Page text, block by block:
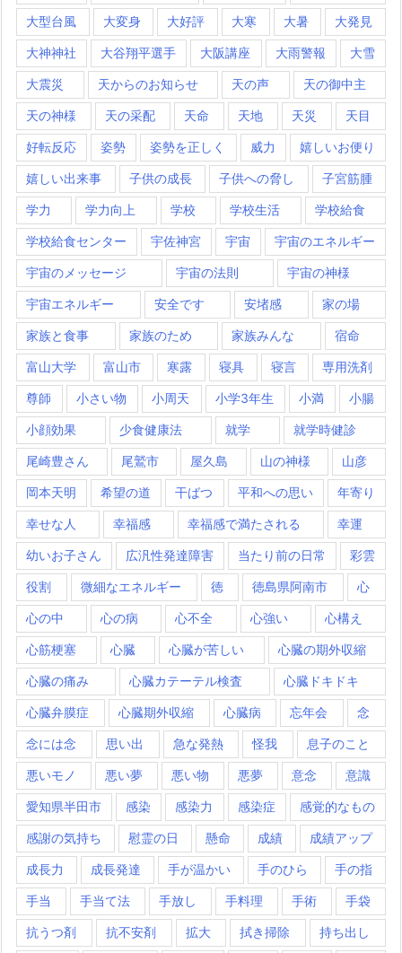
大型台風 大変身 大好評 大寒 大暑 大発見
大神神社 大谷翔平選手 大阪講座 大雨警報 大雪
大震災 天からのお知らせ 天の声 天の御中主
天の神様 天の采配 天命 天地 天災 天目
好転反応 姿勢 姿勢を正しく 威力 嬉しいお便り
嬉しい出来事 子供の成長 子供への脅し 子宮筋腫
学力 学力向上 学校 学校生活 学校給食
学校給食センター 宇佐神宮 宇宙 宇宙のエネルギー
宇宙のメッセージ 宇宙の法則 宇宙の神様
宇宙エネルギー 安全です 安堵感 家の場
家族と食事 家族のため 家族みんな 宿命
富山大学 富山市 寒露 寝具 寝言 専用洗剤
尊師 小さい物 小周天 小学3年生 小満 小腸
小顔効果 少食健康法 就学 就学時健診
尾崎豊さん 尾鷲市 屋久島 山の神様 山彦
岡本天明 希望の道 干ばつ 平和への思い 年寄り
幸せな人 幸福感 幸福感で満たされる 幸運
幼いお子さん 広汎性発達障害 当たり前の日常 彩雲
役割 微細なエネルギー 徳 徳島県阿南市 心
心の中 心の病 心不全 心強い 心構え
心筋梗塞 心臓 心臓が苦しい 心臓の期外収縮
心臓の痛み 心臓カテーテル検査 心臓ドキドキ
心臓弁膜症 心臓期外収縮 心臓病 忘年会 念
念には念 思い出 急な発熱 怪我 息子のこと
悪いモノ 悪い夢 悪い物 悪夢 意念 意識
愛知県半田市 感染 感染力 感染症 感覚的なもの
感謝の気持ち 慰霊の日 懸命 成績 成績アップ
成長力 成長発達 手が温かい 手のひら 手の指
手当 手当て法 手放し 手料理 手術 手袋
抗うつ剤 抗不安剤 拡大 拭き掃除 持ち出し